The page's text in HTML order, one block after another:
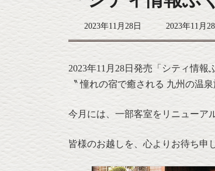
2023年11月28日
最
更
日
時
:
2023年11月
2023年11月28日発売「シティ情報
〝 憧れの宿で癒される 九州の温
今月には、一部客室をリニューア
皆様のお越しを、心よりお待ち申